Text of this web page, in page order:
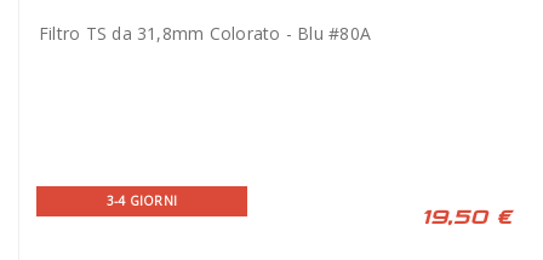
Filtro TS da 31,8mm Colorato - Blu #80A
3-4 GIORNI
19,50 €